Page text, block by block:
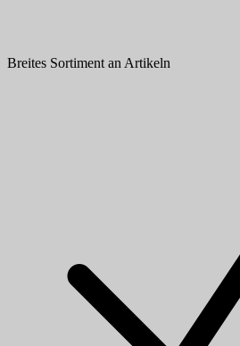
Breites Sortiment an Artikeln